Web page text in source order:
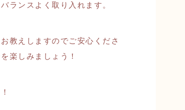
ランスよく取り入れます。
教えしますのでご安心くださ
楽しみましょう！